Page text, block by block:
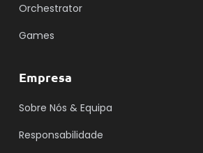
Orchestrator
Games
Empresa
Sobre Nós & Equipa
Responsabilidade